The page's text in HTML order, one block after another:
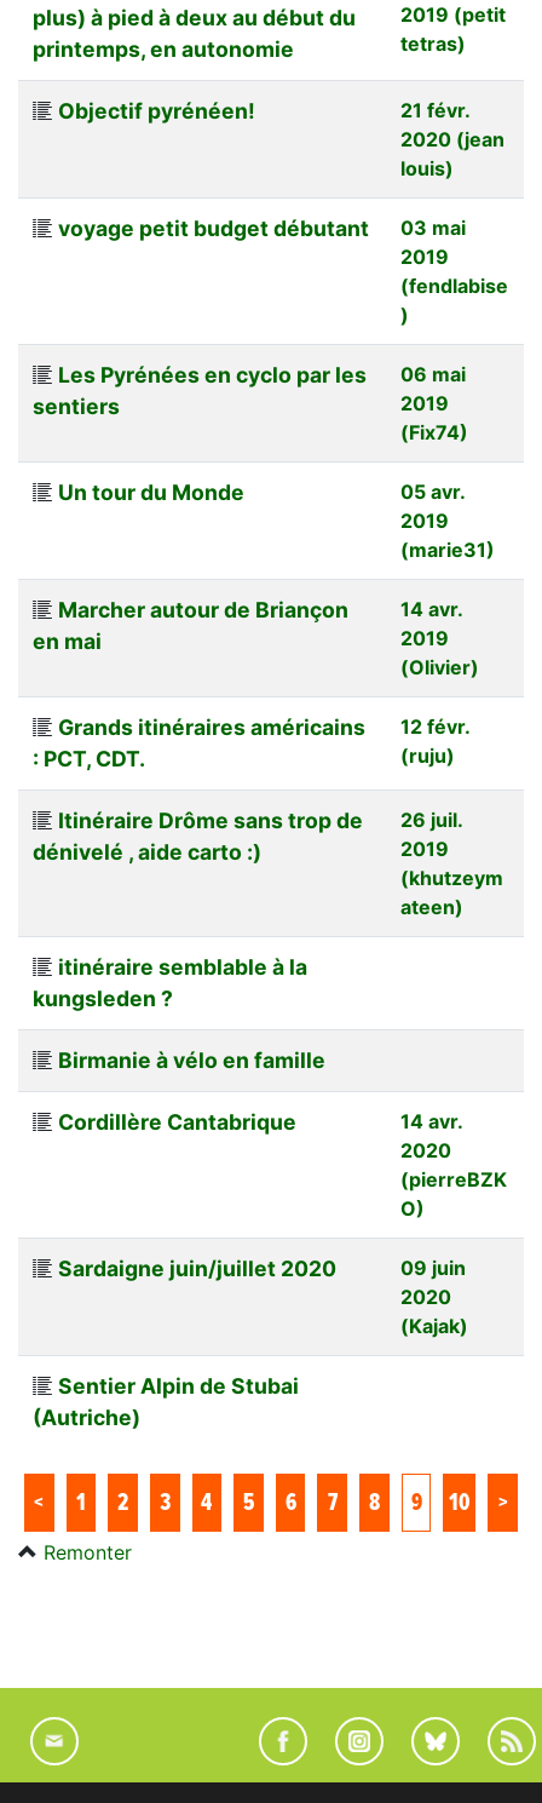
plus) à pied à deux au début du
printemps, en autonomie
2019 (petit
tetras)
Objectif pyrénéen!
21 févr.
2020 (jean
louis)
voyage petit budget débutant
03 mai
2019
(fendlabise
)
Les Pyrénées en cyclo par les
sentiers
06 mai
2019
(Fix74)
Un tour du Monde
05 avr.
2019
(marie31)
Marcher autour de Briançon
en mai
14 avr.
2019
(Olivier)
Grands itinéraires américains
: PCT, CDT.
12 févr.
(ruju)
Itinéraire Drôme sans trop de
dénivelé , aide carto :)
26 juil.
2019
(khutzeym
ateen)
itinéraire semblable à la
kungsleden ?
Birmanie à vélo en famille
Cordillère Cantabrique
14 avr.
2020
(pierreBZK
O)
Sardaigne juin/juillet 2020
09 juin
2020
(Kajak)
Sentier Alpin de Stubai
(Autriche)
< 1 2 3 4 5 6 7 8 9 10 >
Remonter